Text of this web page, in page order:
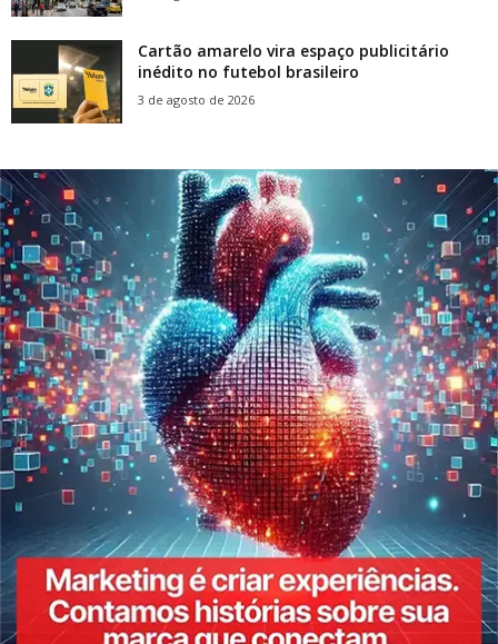
Cartão amarelo vira espaço publicitário
inédito no futebol brasileiro
3 de agosto de 2026